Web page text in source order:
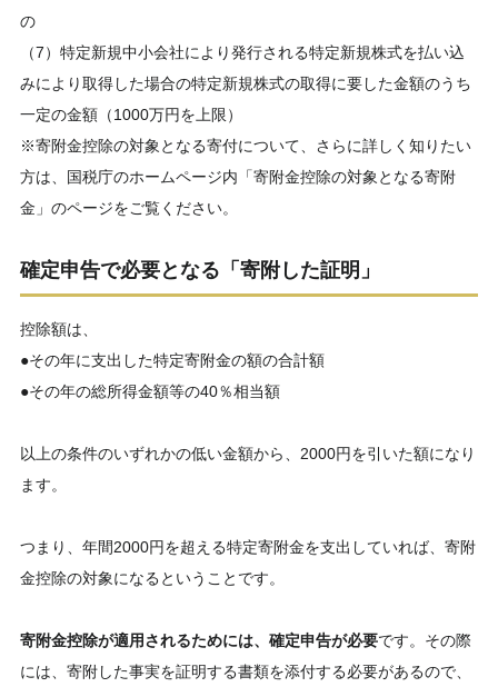
の
（7）特定新規中小会社により発行される特定新規株式を払い込
みにより取得した場合の特定新規株式の取得に要した金額のうち
一定の金額（1000万円を上限）
※寄附金控除の対象となる寄付について、さらに詳しく知りたい
方は、国税庁のホームページ内「寄附金控除の対象となる寄附
金」のページをご覧ください。
確定申告で必要となる「寄附した証明」
控除額は、
●その年に支出した特定寄附金の額の合計額
●その年の総所得金額等の40％相当額
以上の条件のいずれかの低い金額から、2000円を引いた額になり
ます。
つまり、年間2000円を超える特定寄附金を支出していれば、寄附
金控除の対象になるということです。
寄附金控除が適用されるためには、確定申告が必要です。その際
には、寄附した事実を証明する書類を添付する必要があるので、